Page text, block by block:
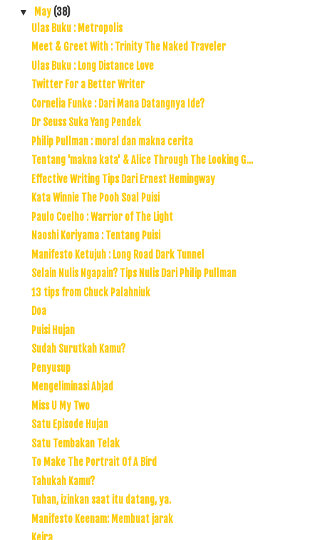
▼ May (38)
Ulas Buku : Metropolis
Meet & Greet With : Trinity The Naked Traveler
Ulas Buku : Long Distance Love
Twitter For a Better Writer
Cornelia Funke : Dari Mana Datangnya Ide?
Dr Seuss Suka Yang Pendek
Philip Pullman : moral dan makna cerita
Tentang 'makna kata' & Alice Through The Looking G...
Effective Writing Tips Dari Ernest Hemingway
Kata Winnie The Pooh Soal Puisi
Paulo Coelho : Warrior of The Light
Naoshi Koriyama : Tentang Puisi
Manifesto Ketujuh : Long Road Dark Tunnel
Selain Nulis Ngapain? Tips Nulis Dari Philip Pullman
13 tips from Chuck Palahniuk
Doa
Puisi Hujan
Sudah Surutkah Kamu?
Penyusup
Mengeliminasi Abjad
Miss U My Two
Satu Episode Hujan
Satu Tembakan Telak
To Make The Portrait Of A Bird
Tahukah Kamu?
Tuhan, izinkan saat itu datang, ya.
Manifesto Keenam: Membuat jarak